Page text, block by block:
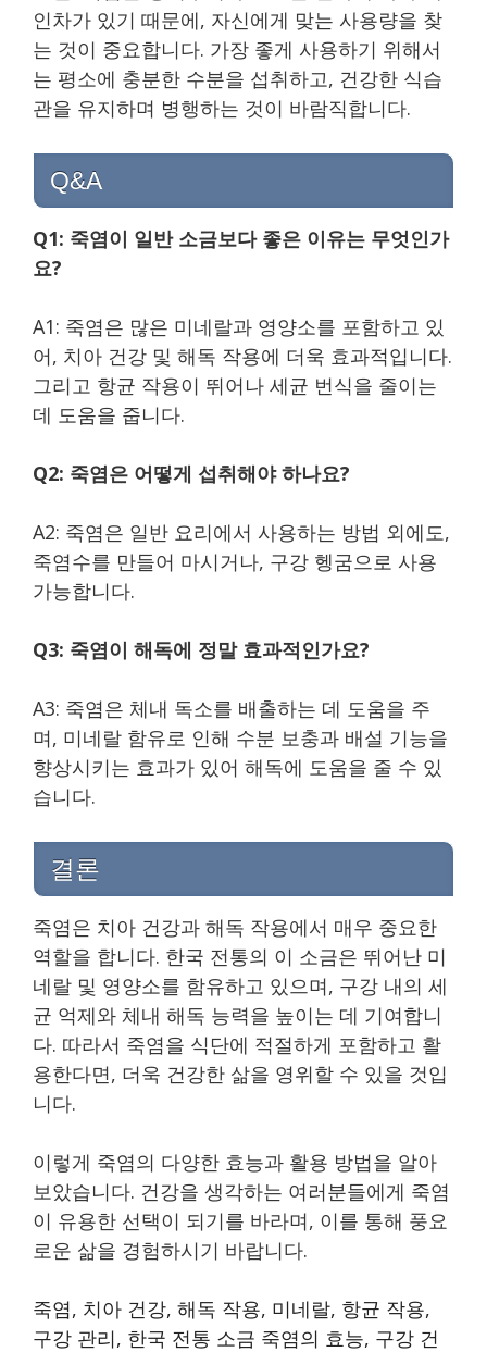
인차가 있기 때문에, 자신에게 맞는 사용량을 찾
는 것이 중요합니다. 가장 좋게 사용하기 위해서
는 평소에 충분한 수분을 섭취하고, 건강한 식습
관을 유지하며 병행하는 것이 바람직합니다.
Q&A
Q1: 죽염이 일반 소금보다 좋은 이유는 무엇인가
요?
A1: 죽염은 많은 미네랄과 영양소를 포함하고 있
어, 치아 건강 및 해독 작용에 더욱 효과적입니다.
그리고 항균 작용이 뛰어나 세균 번식을 줄이는
데 도움을 줍니다.
Q2: 죽염은 어떻게 섭취해야 하나요?
A2: 죽염은 일반 요리에서 사용하는 방법 외에도,
죽염수를 만들어 마시거나, 구강 헹굼으로 사용
가능합니다.
Q3: 죽염이 해독에 정말 효과적인가요?
A3: 죽염은 체내 독소를 배출하는 데 도움을 주
며, 미네랄 함유로 인해 수분 보충과 배설 기능을
향상시키는 효과가 있어 해독에 도움을 줄 수 있
습니다.
결론
죽염은 치아 건강과 해독 작용에서 매우 중요한
역할을 합니다. 한국 전통의 이 소금은 뛰어난 미
네랄 및 영양소를 함유하고 있으며, 구강 내의 세
균 억제와 체내 해독 능력을 높이는 데 기여합니
다. 따라서 죽염을 식단에 적절하게 포함하고 활
용한다면, 더욱 건강한 삶을 영위할 수 있을 것입
니다.
이렇게 죽염의 다양한 효능과 활용 방법을 알아
보았습니다. 건강을 생각하는 여러분들에게 죽염
이 유용한 선택이 되기를 바라며, 이를 통해 풍요
로운 삶을 경험하시기 바랍니다.
죽염, 치아 건강, 해독 작용, 미네랄, 항균 작용,
구강 관리, 한국 전통 소금 죽염의 효능, 구강 건